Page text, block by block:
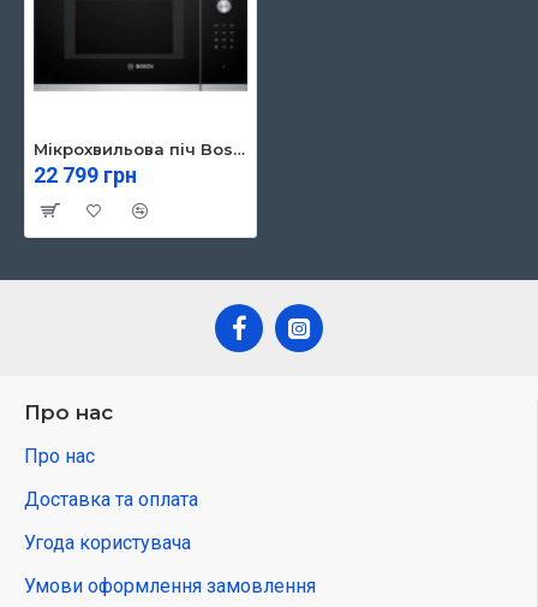
Мікрохвильова піч Bosch BEL554MS0
22 799 грн
Про нас
Про нас
Доставка та оплата
Угода користувача
Умови оформлення замовлення